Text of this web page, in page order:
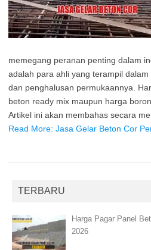
memegang peranan penting dalam
adalah para ahli yang terampil
dan penghalusan permukaannya.
beton ready mix maupun harga
Artikel ini akan membahas secara
Read More: Jasa Gelar Beton Cor
TERBARU
Harga Pagar Panel
2026